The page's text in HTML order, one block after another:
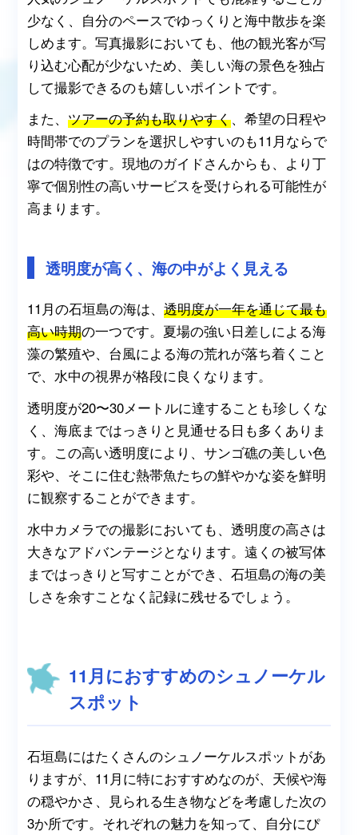
少なく、自分のペースでゆっくりと海中散歩を楽
しめます。写真撮影においても、他の観光客が写
り込む心配が少ないため、美しい海の景色を独占
して撮影できるのも嬉しいポイントです。
また、ツアーの予約も取りやすく、希望の日程や
時間帯でのプランを選択しやすいのも11月ならで
はの特徴です。現地のガイドさんからも、より丁
寧で個別性の高いサービスを受けられる可能性が
高まります。
透明度が高く、海の中がよく見える
11月の石垣島の海は、透明度が一年を通じて最も
高い時期の一つです。夏場の強い日差しによる海
藻の繁殖や、台風による海の荒れが落ち着くこと
で、水中の視界が格段に良くなります。
透明度が20〜30メートルに達することも珍しくな
く、海底まではっきりと見通せる日も多くありま
す。この高い透明度により、サンゴ礁の美しい色
彩や、そこに住む熱帯魚たちの鮮やかな姿を鮮明
に観察することができます。
水中カメラでの撮影においても、透明度の高さは
大きなアドバンテージとなります。遠くの被写体
まではっきりと写すことができ、石垣島の海の美
しさを余すことなく記録に残せるでしょう。
11月におすすめのシュノーケル
スポット
石垣島にはたくさんのシュノーケルスポットがあ
りますが、11月に特におすすめなのが、天候や海
の穏やかさ、見られる生き物などを考慮した次の
3か所です。それぞれの魅力を知って、自分にぴ